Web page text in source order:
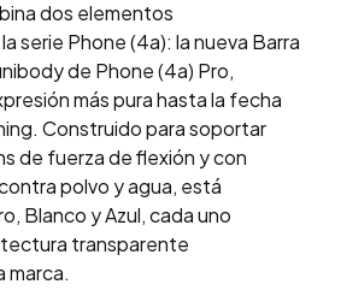
dos elementos
serie Phone (4a): la nueva Barra
de Phone (4a) Pro,
más pura hasta la fecha
Construido para soportar
de fuerza de flexión y con
polvo y agua, está
Blanco y Azul, cada uno
transparente
marca.